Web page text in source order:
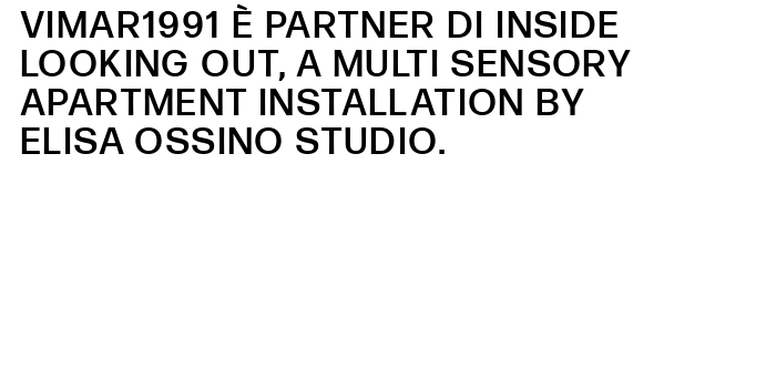
VIMAR1991 È PARTNER DI INSIDE
LOOKING OUT, A MULTI SENSORY
APARTMENT INSTALLATION BY
ELISA OSSINO STUDIO.